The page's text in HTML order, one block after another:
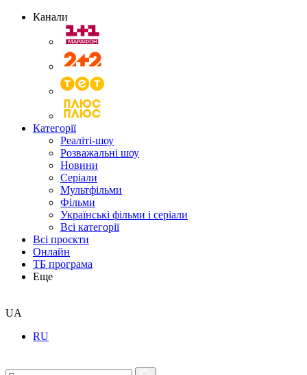
Канали
Категорії
Реаліті-шоу
Розважальні шоу
Новини
Серіали
Мультфільми
Фільми
Українські фільми і серіали
Всі категорії
Всі проєкти
Онлайн
ТБ програма
Еще
UA
RU